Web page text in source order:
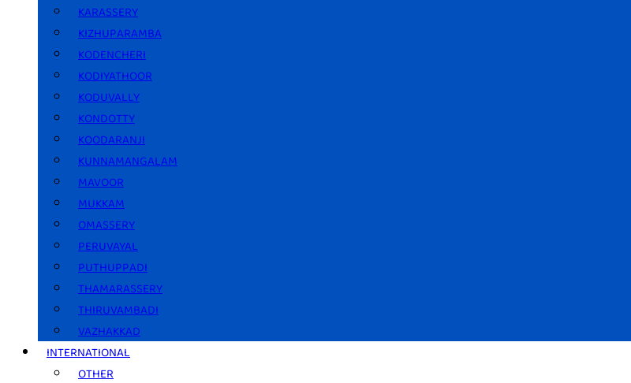
KARASSERY
KIZHUPARAMBA
KODENCHERI
KODIYATHOOR
KODUVALLY
KONDOTTY
KOODARANJI
KUNNAMANGALAM
MAVOOR
MUKKAM
OMASSERY
PERUVAYAL
PUTHUPPADI
THAMARASSERY
THIRUVAMBADI
VAZHAKKAD
INTERNATIONAL
OTHER